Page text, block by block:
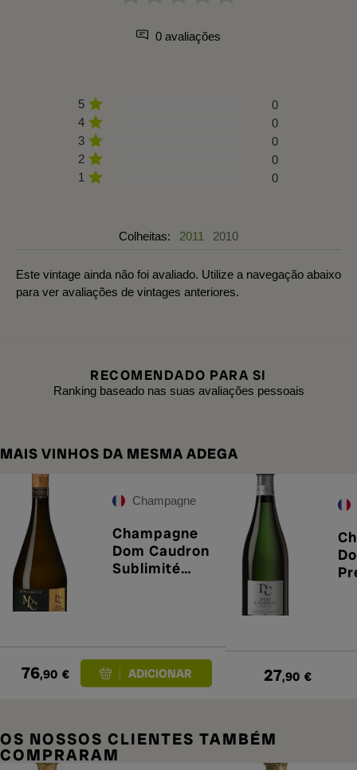
0 avaliações
5
0
4
0
3
0
2
0
1
0
Colheitas: 2011 2010
Este vintage ainda não foi avaliado. Utilize a navegação abaixo
para ver avaliações de vintages anteriores.
RECOMENDADO PARA SI
Ranking baseado nas suas avaliações pessoais
MAIS VINHOS DA MESMA ADEGA
Champagne
Champagne
Dom Caudron
Sublimité
76,90 € 27,90 €
OS NOSSOS CLIENTES TAMBÉM
COMPRARAM